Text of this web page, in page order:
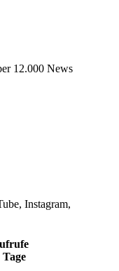
12.000 News
Instagram,
Tage